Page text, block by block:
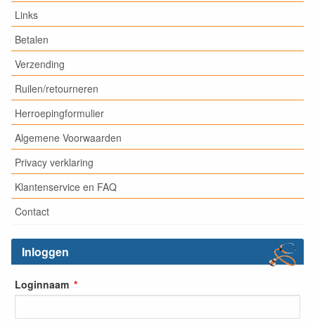
Links
Betalen
Verzending
Ruilen/retourneren
Herroepingformulier
Algemene Voorwaarden
Privacy verklaring
Klantenservice en FAQ
Contact
Inloggen
Loginnaam